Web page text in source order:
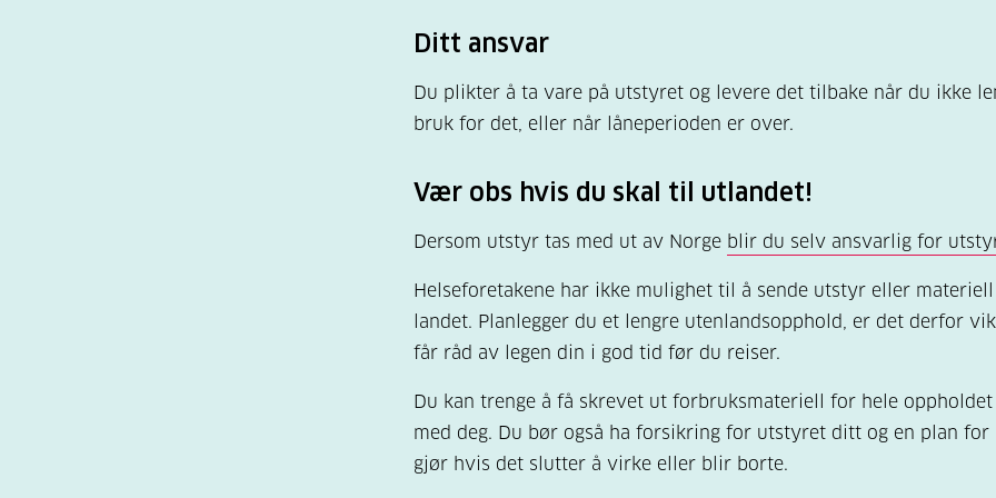
Ditt ansvar
Du plikter å ta vare på utstyret og levere det tilbake når du ikke
bruk for det, eller når låneperioden er over.
Vær obs hvis du skal til utlandet!
Dersom utstyr tas med ut av Norge blir du selv ansvarlig for
Helseforetakene har ikke mulighet til å sende utstyr eller
landet. Planlegger du et lengre utenlandsopphold, er det derfor
får råd av legen din i god tid før du reiser.
Du kan trenge å få skrevet ut forbruksmateriell for hele
med deg. Du bør også ha forsikring for utstyret ditt og en plan for
gjør hvis det slutter å virke eller blir borte.